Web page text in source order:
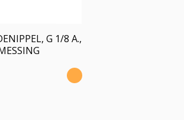
G 1/8 A.,